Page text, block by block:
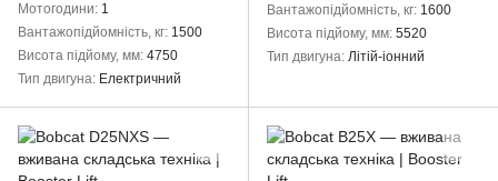
Мотогодини 1
Вантажопідйомність, кг 1500
Висота підйому, мм 4750
Тип двигуна Електричний
Вантажопідйомність, кг 1600
Висота підйому, мм 5520
Тип двигуна Літій-іонний